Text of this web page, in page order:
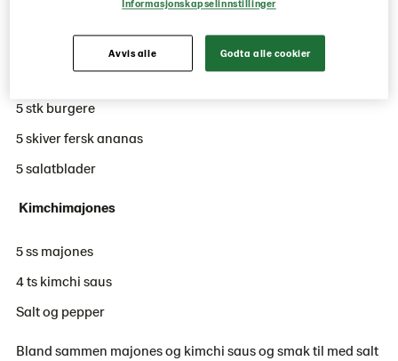
(5 porsjoner)
5 stk hamburgerbrød Buffalo
5 stk burgere
5 skiver fersk ananas
5 salatblader
Kimchimajones
5 ss majones
4 ts kimchi saus
Salt og pepper
Bland sammen majones og kimchi saus og smak til med salt
Informasjonskapselinnstillinger
Avvis alle Godta alle cookier